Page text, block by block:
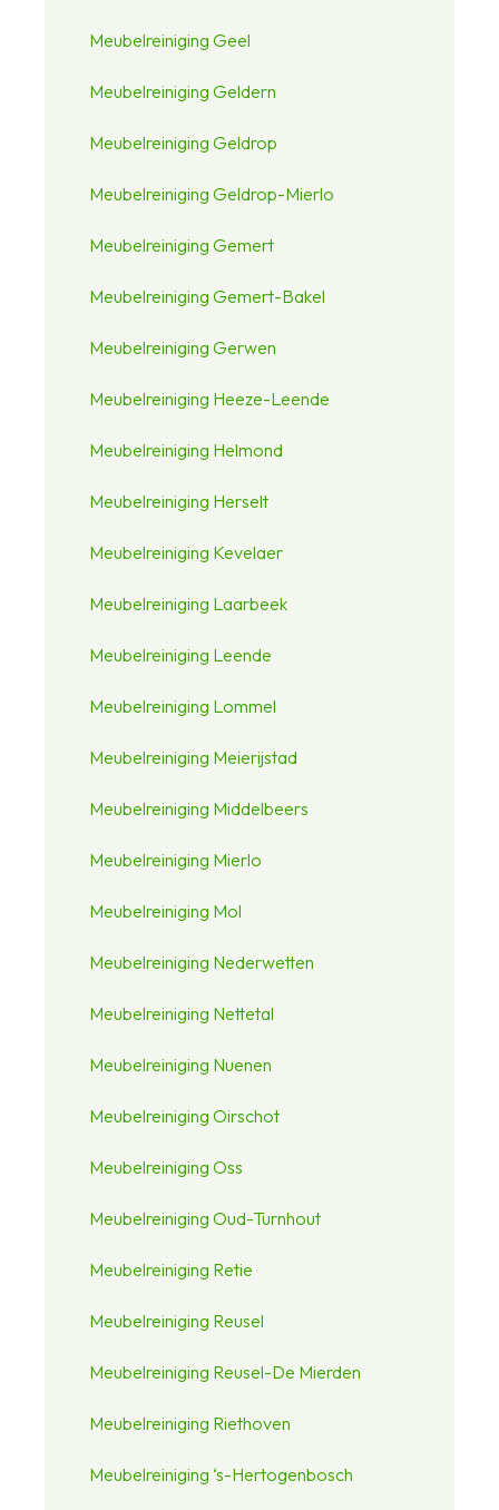
Meubelreiniging Geel
Meubelreiniging Geldern
Meubelreiniging Geldrop
Meubelreiniging Geldrop-Mierlo
Meubelreiniging Gemert
Meubelreiniging Gemert-Bakel
Meubelreiniging Gerwen
Meubelreiniging Heeze-Leende
Meubelreiniging Helmond
Meubelreiniging Herselt
Meubelreiniging Kevelaer
Meubelreiniging Laarbeek
Meubelreiniging Leende
Meubelreiniging Lommel
Meubelreiniging Meierijstad
Meubelreiniging Middelbeers
Meubelreiniging Mierlo
Meubelreiniging Mol
Meubelreiniging Nederwetten
Meubelreiniging Nettetal
Meubelreiniging Nuenen
Meubelreiniging Oirschot
Meubelreiniging Oss
Meubelreiniging Oud-Turnhout
Meubelreiniging Retie
Meubelreiniging Reusel
Meubelreiniging Reusel-De Mierden
Meubelreiniging Riethoven
Meubelreiniging ‘s-Hertogenbosch